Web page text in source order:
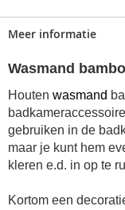
Meer informatie
Wasmand
Houten wasmand
gebruiken in de
maar je kunt hem
kleren e.d. in op te
Kortom een